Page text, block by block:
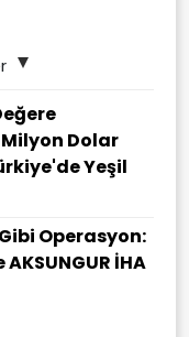
Dolar
Yeşil
Operasyon:
İHA